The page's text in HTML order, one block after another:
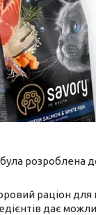
розроблена
раціон для
дає